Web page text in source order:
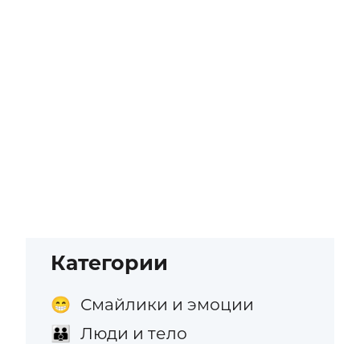
Категории
😁 Смайлики и эмоции
👪 Люди и тело